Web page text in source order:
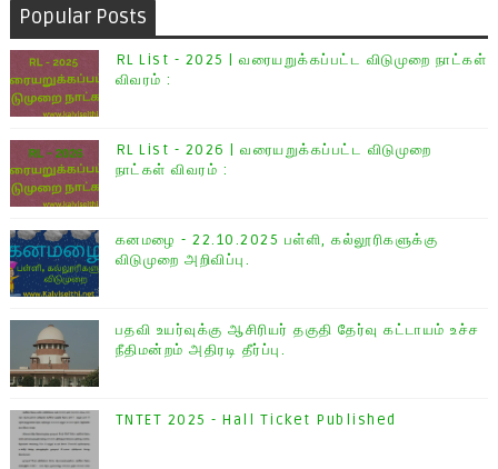
Popular Posts
RL List - 2025 | வரையறுக்கப்பட்ட விடுமுறை நாட்கள்
விவரம் :
RL List - 2026 | வரையறுக்கப்பட்ட விடுமுறை
நாட்கள் விவரம் :
கனமழை - 22.10.2025 பள்ளி, கல்லூரிகளுக்கு
விடுமுறை அறிவிப்பு.
பதவி உயர்வுக்கு ஆசிரியர் தகுதி தேர்வு கட்டாயம் உச்ச
நீதிமன்றம் அதிரடி தீர்ப்பு.
TNTET 2025 - Hall Ticket Published